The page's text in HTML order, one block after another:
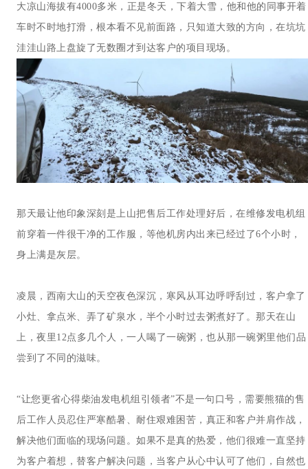
大凉山海拔有4000多米，正是冬天，下着大雪，他和他的同事开着
车时不时地打滑，根本看不见前面路，只知道大致的方向，在坑坑
洼洼山路上盘旋了无数圈才到达客户的项目现场。
那天最让他印象深刻是上山把售后工作处理好后，在维修发电机组
前穿着一件很干净的工作服，等他机房内出来已经过了6个小时，
身上满是灰层。
凌晨，西南大山的天空夜色深沉，寒风从耳边呼呼刮过，客户拿了
小灶、拿点米、弄了矿泉水，半个小时过去粥煮好了。那天在山
上，夜里12点多几个人，一人喝了一碗粥，也从那一碗粥里他们品
尝到了不同的滋味。
“让您更省心得柴油发电机组引领者”不是一句口号，需要熊猫的售
后工作人员忍住严寒酷暑、耐住艰难困苦，真正和客户并肩作战，
解决他们面临的现场问题。如果不是真的热爱，他们很难一直坚持
为客户着想，替客户解决问题，当客户从心中认可了他们，自然也